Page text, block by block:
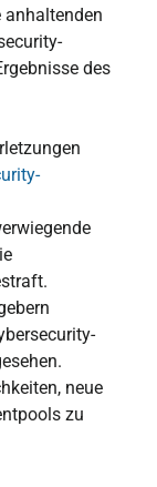
des
neue
zu